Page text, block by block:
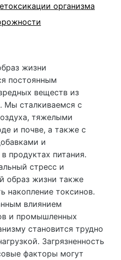
организма
жизни
постоянным
веществ из
Мы сталкиваемся с
тяжелыми
и почве, а также с
и
продуктах питания.
стресс и
образ жизни также
накопление токсинов.
влиянием
и промышленных
становится трудно
Загрязненность
факторы могут